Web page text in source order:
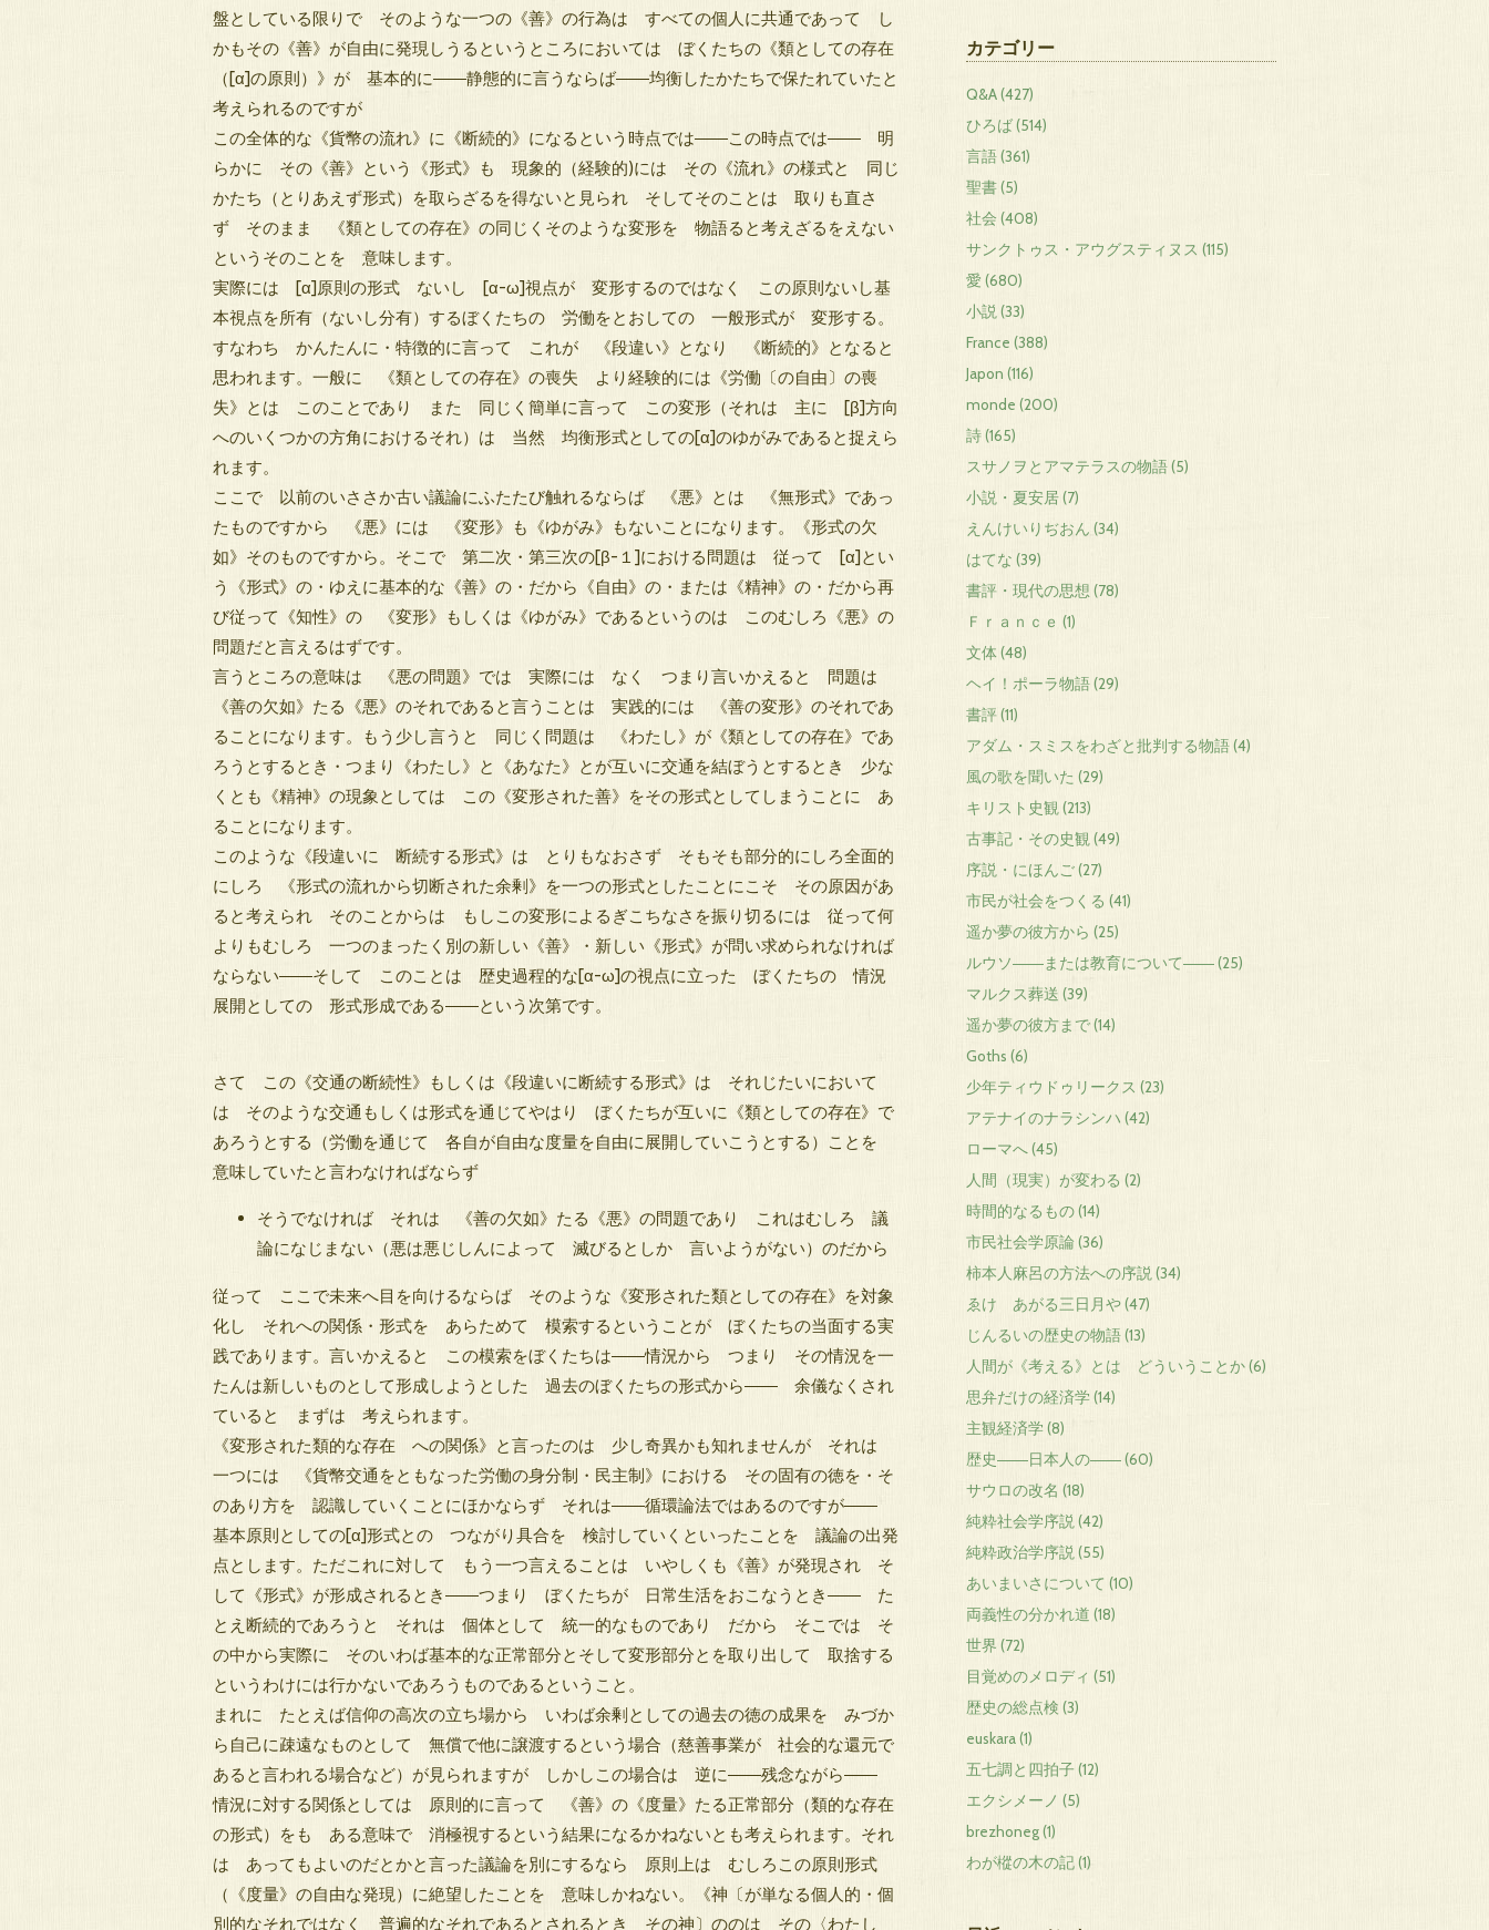
盤としている限りで そのような一つの《善》の行為は すべての個人に共通であって し
かもその《善》が自由に発現しうるというところにおいては ぼくたちの《類としての存在
（[α]の原則）》が 基本的に――静態的に言うならば――均衡したかたちで保たれていたと
考えられるのですが
この全体的な《貨幣の流れ》に《断続的》になるという時点では――この時点では―― 明
らかに その《善》という《形式》も 現象的（経験的)には その《流れ》の様式と 同じ
かたち（とりあえず形式）を取らざるを得ないと見られ そしてそのことは 取りも直さ
ず そのまま 《類としての存在》の同じくそのような変形を 物語ると考えざるをえない
というそのことを 意味します。
実際には [α]原則の形式 ないし [α-ω]視点が 変形するのではなく この原則ないし基
本視点を所有（ないし分有）するぼくたちの 労働をとおしての 一般形式が 変形する。
すなわち かんたんに・特徴的に言って これが 《段違い》となり 《断続的》となると
思われます。一般に 《類としての存在》の喪失 より経験的には《労働〔の自由〕の喪
失》とは このことであり また 同じく簡単に言って この変形（それは 主に [β]方向
へのいくつかの方角におけるそれ）は 当然 均衡形式としての[α]のゆがみであると捉えら
れます。
ここで 以前のいささか古い議論にふたたび触れるならば 《悪》とは 《無形式》であっ
たものですから 《悪》には 《変形》も《ゆがみ》もないことになります。《形式の欠
如》そのものですから。そこで 第二次・第三次の[β-１]における問題は 従って [α]とい
う《形式》の・ゆえに基本的な《善》の・だから《自由》の・または《精神》の・だから再
び従って《知性》の 《変形》もしくは《ゆがみ》であるというのは このむしろ《悪》の
問題だと言えるはずです。
言うところの意味は 《悪の問題》では 実際には なく つまり言いかえると 問題は
《善の欠如》たる《悪》のそれであると言うことは 実践的には 《善の変形》のそれであ
ることになります。もう少し言うと 同じく問題は 《わたし》が《類としての存在》であ
ろうとするとき・つまり《わたし》と《あなた》とが互いに交通を結ぼうとするとき 少な
くとも《精神》の現象としては この《変形された善》をその形式としてしまうことに あ
ることになります。
このような《段違いに 断続する形式》は とりもなおさず そもそも部分的にしろ全面的
にしろ 《形式の流れから切断された余剰》を一つの形式としたことにこそ その原因があ
ると考えられ そのことからは もしこの変形によるぎこちなさを振り切るには 従って何
よりもむしろ 一つのまったく別の新しい《善》・新しい《形式》が問い求められなければ
ならない――そして このことは 歴史過程的な[α-ω]の視点に立った ぼくたちの 情況
展開としての 形式形成である――という次第です。
さて この《交通の断続性》もしくは《段違いに断続する形式》は それじたいにおいて
は そのような交通もしくは形式を通じてやはり ぼくたちが互いに《類としての存在》で
あろうとする（労働を通じて 各自が自由な度量を自由に展開していこうとする）ことを
意味していたと言わなければならず
そうでなければ それは 《善の欠如》たる《悪》の問題であり これはむしろ 議
論になじまない（悪は悪じしんによって 滅びるとしか 言いようがない）のだから
従って ここで未来へ目を向けるならば そのような《変形された類としての存在》を対象
化し それへの関係・形式を あらためて 模索するということが ぼくたちの当面する実
践であります。言いかえると この模索をぼくたちは――情況から つまり その情況を一
たんは新しいものとして形成しようとした 過去のぼくたちの形式から―― 余儀なくされ
ていると まずは 考えられます。
《変形された類的な存在 への関係》と言ったのは 少し奇異かも知れませんが それは
一つには 《貨幣交通をともなった労働の身分制・民主制》における その固有の徳を・そ
のあり方を 認識していくことにほかならず それは――循環論法ではあるのですが――
基本原則としての[α]形式との つながり具合を 検討していくといったことを 議論の出発
点とします。ただこれに対して もう一つ言えることは いやしくも《善》が発現され そ
して《形式》が形成されるとき――つまり ぼくたちが 日常生活をおこなうとき―― た
とえ断続的であろうと それは 個体として 統一的なものであり だから そこでは そ
の中から実際に そのいわば基本的な正常部分とそして変形部分とを取り出して 取捨する
というわけには行かないであろうものであるということ。
まれに たとえば信仰の高次の立ち場から いわば余剰としての過去の徳の成果を みづか
ら自己に疎遠なものとして 無償で他に譲渡するという場合（慈善事業が 社会的な還元で
あると言われる場合など）が見られますが しかしこの場合は 逆に――残念ながら――
情況に対する関係としては 原則的に言って 《善》の《度量》たる正常部分（類的な存在
の形式）をも ある意味で 消極視するという結果になるかねないとも考えられます。それ
は あってもよいのだとかと言った議論を別にするなら 原則上は むしろこの原則形式
（《度量》の自由な発現）に絶望したことを 意味しかねない。《神〔が単なる個人的・個
別的なそれではなく 普遍的なそれであるとされるとき その神〕ののは その〈わたし
カテゴリー
Q&A (427)
ひろば (514)
言語 (361)
聖書 (5)
社会 (408)
サンクトゥス・アウグスティヌス (115)
愛 (680)
小説 (33)
France (388)
Japon (116)
monde (200)
詩 (165)
スサノヲとアマテラスの物語 (5)
小説・夏安居 (7)
えんけいりぢおん (34)
はてな (39)
書評・現代の思想 (78)
Ｆｒａｎｃｅ (1)
文体 (48)
ヘイ！ポーラ物語 (29)
書評 (11)
アダム・スミスをわざと批判する物語 (4)
風の歌を聞いた (29)
キリスト史観 (213)
古事記・その史観 (49)
序説・にほんご (27)
市民が社会をつくる (41)
遥か夢の彼方から (25)
ルウソ――または教育について―― (25)
マルクス葬送 (39)
遥か夢の彼方まで (14)
Goths (6)
少年ティウドゥリークス (23)
アテナイのナラシンハ (42)
ローマへ (45)
人間（現実）が変わる (2)
時間的なるもの (14)
市民社会学原論 (36)
柿本人麻呂の方法への序説 (34)
ゑけ あがる三日月や (47)
じんるいの歴史の物語 (13)
人間が《考える》とは どういうことか (6)
思弁だけの経済学 (14)
主観経済学 (8)
歴史――日本人の―― (60)
サウロの改名 (18)
純粋社会学序説 (42)
純粋政治学序説 (55)
あいまいさについて (10)
両義性の分かれ道 (18)
世界 (72)
目覚めのメロディ (51)
歴史の総点検 (3)
euskara (1)
五七調と四拍子 (12)
エクシメーノ (5)
brezhoneg (1)
わが樅の木の記 (1)